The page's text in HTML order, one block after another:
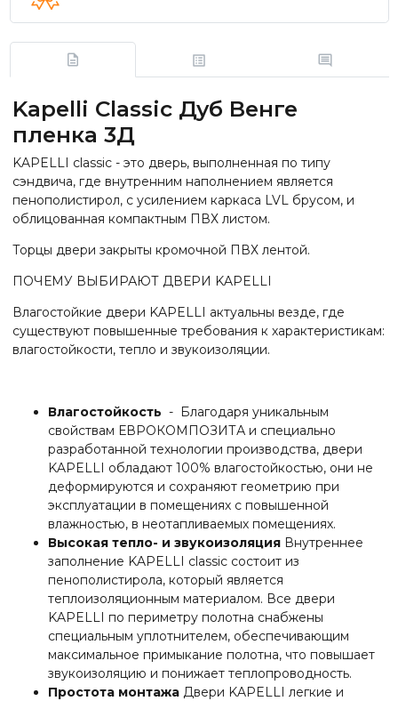
Kapelli Classic Дуб Венге
пленка 3Д
KAPELLI classic - это дверь, выполненная по типу
сэндвича, где внутренним наполнением является
пенополистирол, с усилением каркаса LVL брусом, и
облицованная компактным ПВХ листом.
Торцы двери закрыты кромочной ПВХ лентой.
ПОЧЕМУ ВЫБИРАЮТ ДВЕРИ KAPELLI
Влагостойкие двери KAPELLI актуальны везде, где
существуют повышенные требования к характеристикам:
влагостойкости, тепло и звукоизоляции.
Влагостойкость - Благодаря уникальным
свойствам ЕВРОКОМПОЗИТА и специально
разработанной технологии производства, двери
KAPELLI обладают 100% влагостойкостью, они не
деформируются и сохраняют геометрию при
эксплуатации в помещениях с повышенной
влажностью, в неотапливаемых помещениях.
Высокая тепло- и звукоизоляция Внутреннее
заполнение KAPELLI classic состоит из
пенополистирола, который является
теплоизоляционным материалом. Все двери
KAPELLI по периметру полотна снабжены
специальным уплотнителем, обеспечивающим
максимальное примыкание полотна, что повышает
звукоизоляцию и понижает теплопроводность.
Простота монтажа Двери KAPELLI легкие и